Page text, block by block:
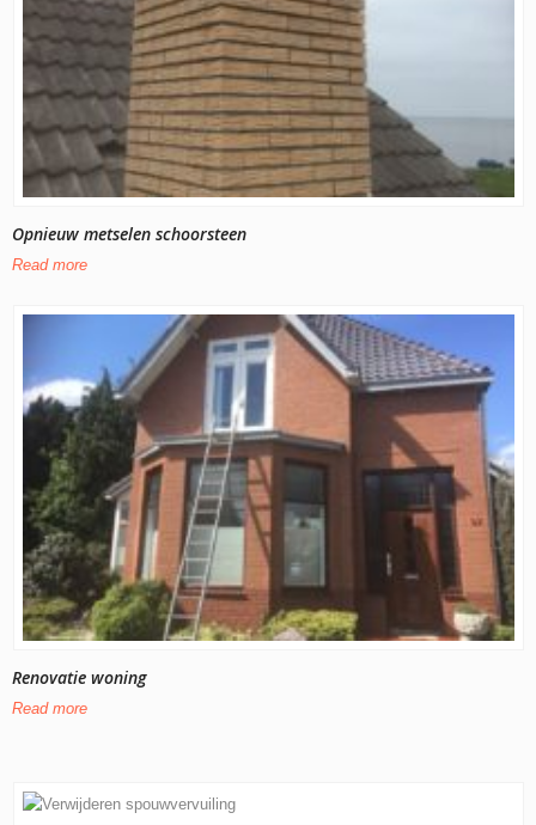
Opnieuw metselen schoorsteen
Read more
Renovatie woning
Read more